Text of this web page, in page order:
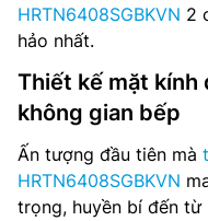
HRTN6408SGBKVN 2
hảo nhất.
Thiết kế mặt kính
không gian bếp
Ấn tượng đầu tiên mà
HRTN6408SGBKVN
trọng, huyền bí đến